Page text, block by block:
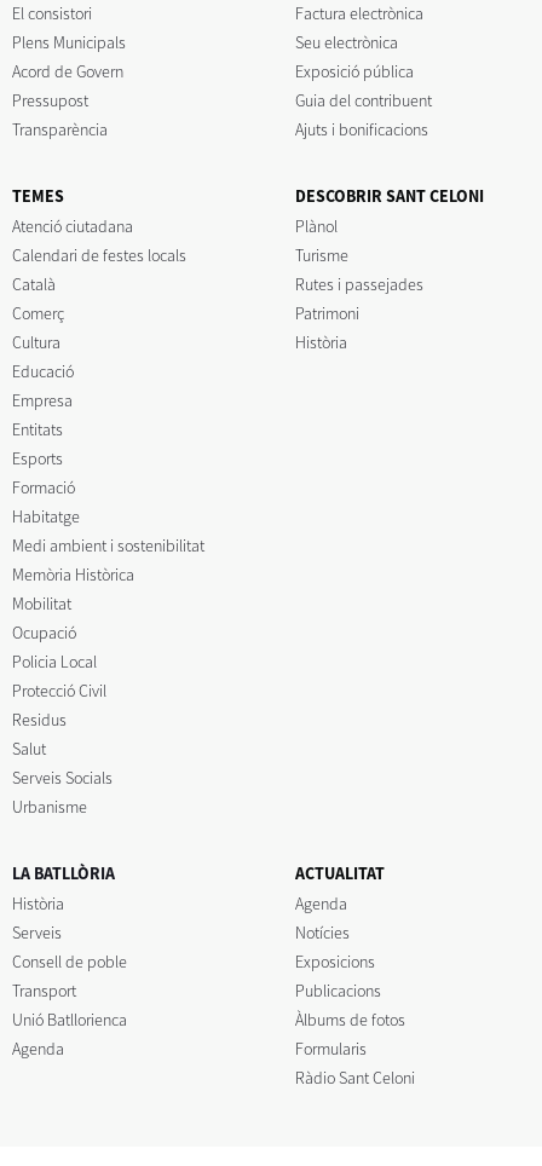
El consistori
Plens Municipals
Acord de Govern
Pressupost
Transparència
Factura electrònica
Seu electrònica
Exposició pública
Guia del contribuent
Ajuts i bonificacions
TEMES
Atenció ciutadana
Calendari de festes locals
Català
Comerç
Cultura
Educació
Empresa
Entitats
Esports
Formació
Habitatge
Medi ambient i sostenibilitat
Memòria Històrica
Mobilitat
Ocupació
Policia Local
Protecció Civil
Residus
Salut
Serveis Socials
Urbanisme
DESCOBRIR SANT CELONI
Plànol
Turisme
Rutes i passejades
Patrimoni
Història
LA BATLLÒRIA
Història
Serveis
Consell de poble
Transport
Unió Batllorienca
Agenda
ACTUALITAT
Agenda
Notícies
Exposicions
Publicacions
Àlbums de fotos
Formularis
Ràdio Sant Celoni